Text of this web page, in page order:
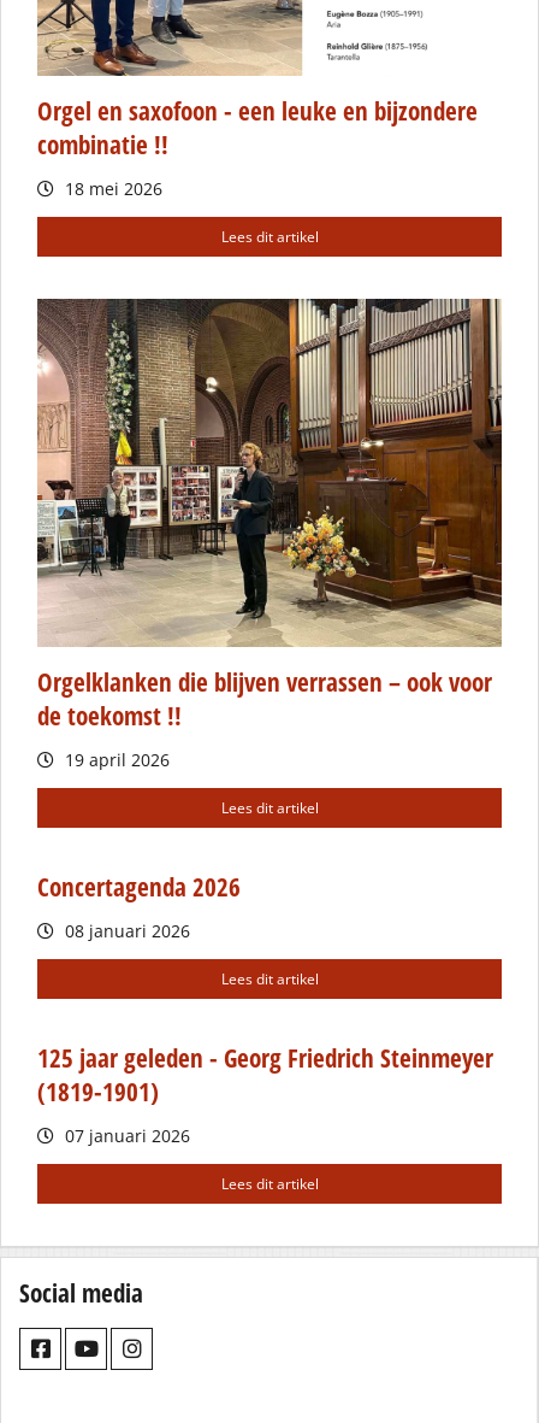
Orgel en saxofoon - een leuke en bijzondere
combinatie !!
18 mei 2026
Lees dit artikel
Orgelklanken die blijven verrassen – ook voor
de toekomst !!
19 april 2026
Lees dit artikel
Concertagenda 2026
08 januari 2026
Lees dit artikel
125 jaar geleden - Georg Friedrich Steinmeyer
(1819-1901)
07 januari 2026
Lees dit artikel
Social media